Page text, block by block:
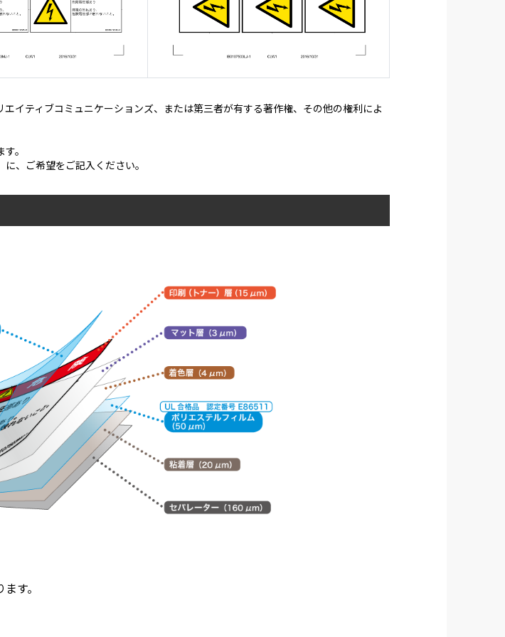
イティブコミュニケーションズ、または第三者が有する著作権、その他の権利によ
。
、ご希望をご記入ください。
す。